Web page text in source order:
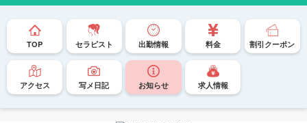
TOP セラピスト 出勤情報 料金 割引クーポン
アクセス 写メ日記 お知らせ 求人情報